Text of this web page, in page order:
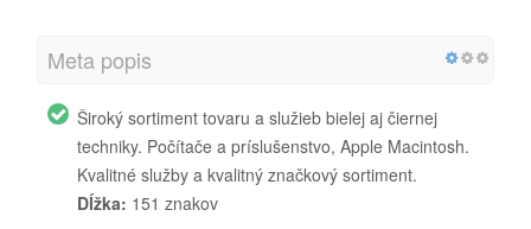
Meta popis
Široký sortiment tovaru a služieb bielej aj čiernej
techniky. Počítače a príslušenstvo, Apple Macintosh.
Kvalitné služby a kvalitný značkový sortiment.
Dĺžka: 151 znakov